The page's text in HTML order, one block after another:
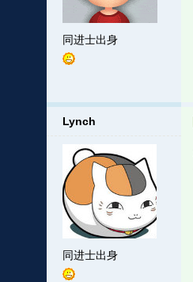
同进士出身
Lynch
同进士出身